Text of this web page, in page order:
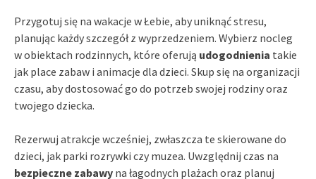
Przygotuj się na wakacje w Łebie, aby uniknąć stresu,
planując każdy szczegół z wyprzedzeniem. Wybierz nocleg
w obiektach rodzinnych, które oferują udogodnienia takie
jak place zabaw i animacje dla dzieci. Skup się na organizacji
czasu, aby dostosować go do potrzeb swojej rodziny oraz
twojego dziecka.
Rezerwuj atrakcje wcześniej, zwłaszcza te skierowane do
dzieci, jak parki rozrywki czy muzea. Uwzględnij czas na
bezpieczne zabawy na łagodnych plażach oraz planuj